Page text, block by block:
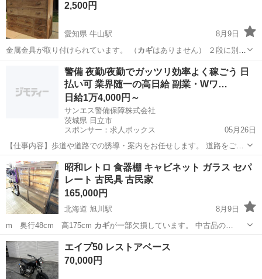
2,500円
愛知県 牛山駅
8月9日
金属金具が取り付けられています。 （ カギはありません） ２段に別れ
ていますの…西春日井郡 牛山駅 収納家具
警備 夜勤/夜勤でガッツリ効率よく稼ごう 日
払い可 業界随一の高日給 副業・Wワ…
日給1万4,000円～
サンエス警備保障株式会社
茨城県 日立市
スポンサー：求人ボックス
05月26日
【仕事内容】歩道や道路での誘導・案内をお任せします。 道路をご利
用される車両や歩行者の方が安全に安心して通行するために適切に誘
導してください。 勤務地へは直行直帰OKです! <未経験でも安心!!> 丁
寧な研修20hで基本的な知識を...
アルバイト・パート
昭和レトロ 食器棚 キャビネット ガラス セパ
レート 古民具 古民家
165,000円
北海道 旭川駅
8月9日
m 奥行48cm 高175cm カギ が一部欠損しています。 中古品の…
北海道 旭川市 旭川駅 収納家具
エイプ50 レストアベース
70,000円